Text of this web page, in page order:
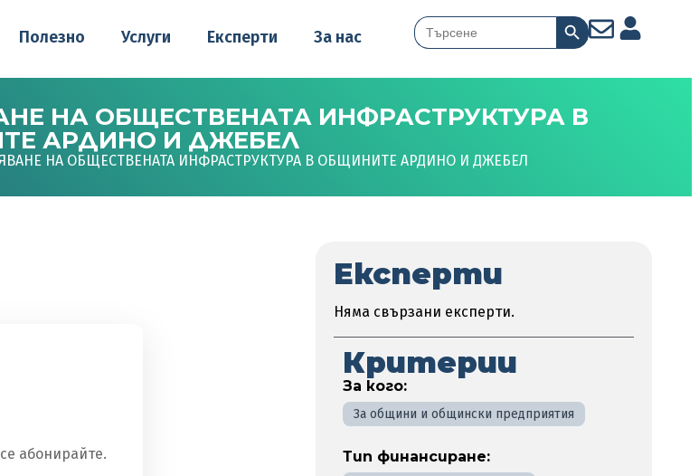
Полезно Услуги Експерти За нас
Search
for:
Search Button
НА ОБЩЕСТВЕНАТА ИНФРАСТРУКТУРА В
АРДИНО И ДЖЕБЕЛ
НА ОБЩЕСТВЕНАТА ИНФРАСТРУКТУРА В ОБЩИНИТЕ АРДИНО И ДЖЕБЕЛ
Експерти
Няма свързани експерти.
Критерии
За кого:
За общини и общински предприятия
Тип финансиране:
абонирайте.